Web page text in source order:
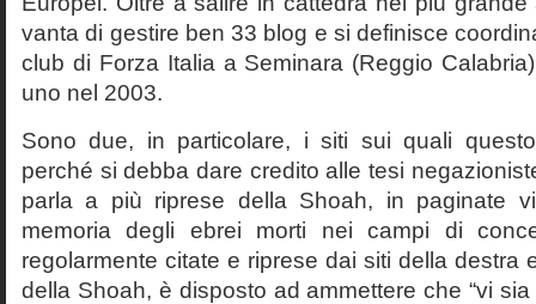
vanta di gestire ben 33 blog e si definisce
club di Forza Italia a Seminara (Reggio
uno nel 2003.
Sono due, in particolare, i siti sui quali
perché si debba dare credito alle tesi
parla a più riprese della Shoah, in paginate
memoria degli ebrei morti nei campi di
regolarmente citate e riprese dai siti della destra
della Shoah, è disposto ad ammettere che “vi